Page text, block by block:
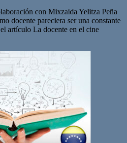
con Mixzaida Yelitza Peña
docente pareciera ser una constante
artículo La docente en el cine